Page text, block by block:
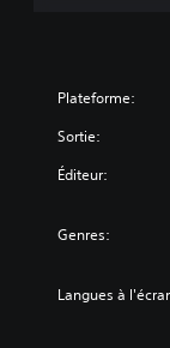
Plateforme:
Sortie:
Éditeur:
Genres:
Langues à